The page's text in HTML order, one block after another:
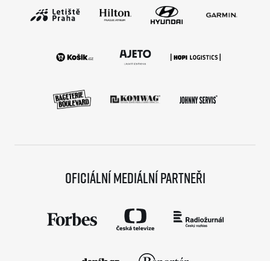
Oficiální mediální partneři